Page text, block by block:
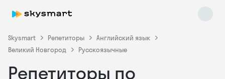
Skysmart Репетиторы
Английский язык
Великий Новгород
Русскоязычные
Репетиторы по